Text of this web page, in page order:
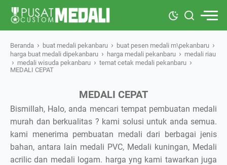
Beranda › buat medali pekanbaru › buat pesen medali m\pekanbaru ›
harga buat medali dipekanbaru › harga medali pekanbaru › medali riau
› medali wisuda pekanbaru › temat cetak medali pekanbaru ›
MEDALI CEPAT
MEDALI CEPAT
Bismillah, Halo, anda mencari tempat pembuatan medali
murah dan berkualitas ? kami solusi untuk anda semua.
kami menerima pembuatan medali dari berbagai jenis
bahan, antara lain medali PVC, Medali kuningan, Medali
acrilic dan medali logam. harga yng kami tawarkan juga